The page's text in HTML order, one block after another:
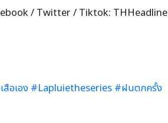
/ Twitter / Tiktok: THHeadline
สือเอง #Lapluietheseries #ฝนตกครั้ง